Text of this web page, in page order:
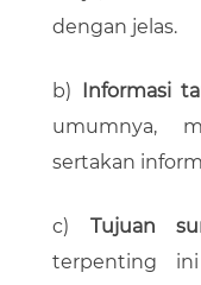
dengan jelas.
b) Informasi
umumnya,
sertakan
c) Tujuan
terpenting